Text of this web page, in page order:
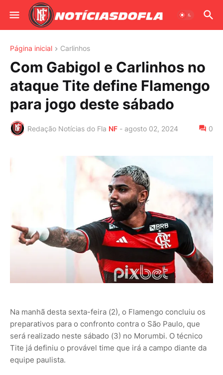
Página inicial Carlinhos
Com Gabigol e Carlinhos no
ataque Tite define Flamengo
para jogo deste sábado
Redação Notícias do Fla NF - agosto 02, 2024 0
Na manhã desta sexta-feira (2), o Flamengo concluiu os
preparativos para o confronto contra o São Paulo, que
será realizado neste sábado (3) no Morumbi. O técnico
Tite já definiu o provável time que irá a campo diante da
equipe paulista.